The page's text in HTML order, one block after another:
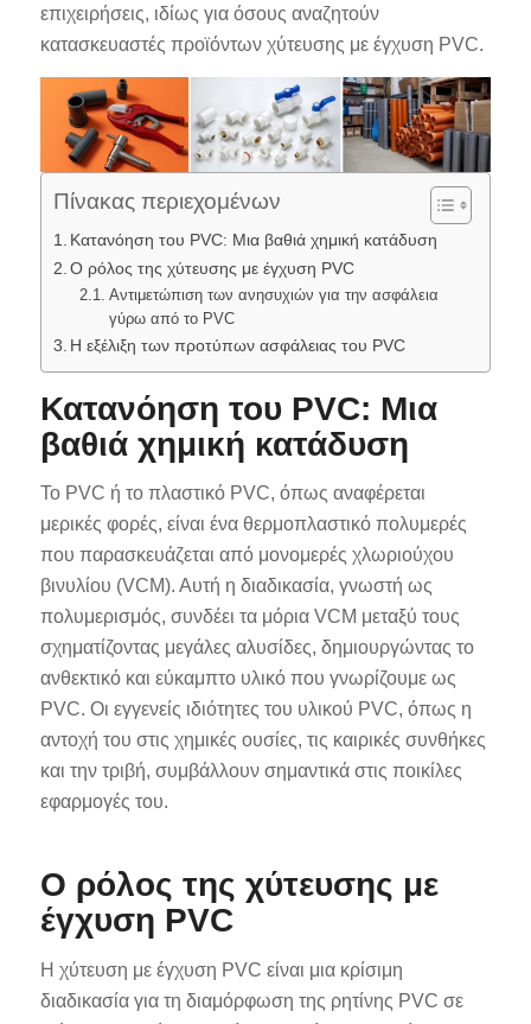
επιχειρήσεις, ιδίως για όσους αναζητούν
κατασκευαστές προϊόντων χύτευσης με έγχυση PVC.
Πίνακας περιεχομένων
Κατανόηση του PVC: Μια βαθιά χημική κατάδυση
Ο ρόλος της χύτευσης με έγχυση PVC
Αντιμετώπιση των ανησυχιών για την ασφάλεια
γύρω από το PVC
Η εξέλιξη των προτύπων ασφάλειας του PVC
Κατανόηση του PVC: Μια
βαθιά χημική κατάδυση
Το PVC ή το πλαστικό PVC, όπως αναφέρεται
μερικές φορές, είναι ένα θερμοπλαστικό πολυμερές
που παρασκευάζεται από μονομερές χλωριούχου
βινυλίου (VCM). Αυτή η διαδικασία, γνωστή ως
πολυμερισμός, συνδέει τα μόρια VCM μεταξύ τους
σχηματίζοντας μεγάλες αλυσίδες, δημιουργώντας το
ανθεκτικό και εύκαμπτο υλικό που γνωρίζουμε ως
PVC. Οι εγγενείς ιδιότητες του υλικού PVC, όπως η
αντοχή του στις χημικές ουσίες, τις καιρικές συνθήκες
και την τριβή, συμβάλλουν σημαντικά στις ποικίλες
εφαρμογές του.
Ο ρόλος της χύτευσης με
έγχυση PVC
Η χύτευση με έγχυση PVC είναι μια κρίσιμη
διαδικασία για τη διαμόρφωση της ρητίνης PVC σε